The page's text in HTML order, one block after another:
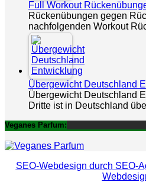
Full Workout
Rückenübungen gegen
nachfolgenden Workout
Übergewicht Deutschland
Übergewicht Deutschland
Dritte ist in Deutschland
Veganes Parfum:
SEO-Webdesign durch SEO-